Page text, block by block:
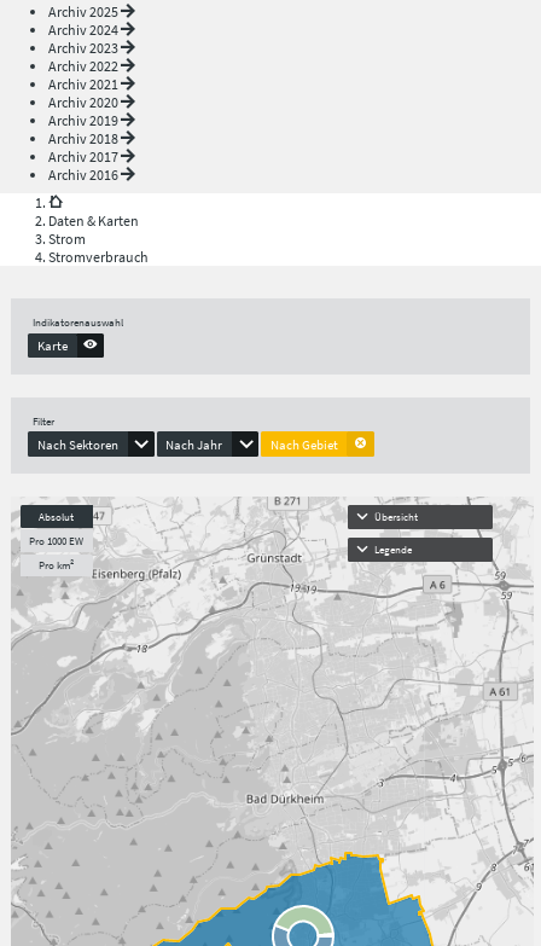
Archiv 2025
Archiv 2024
Archiv 2023
Archiv 2022
Archiv 2021
Archiv 2020
Archiv 2019
Archiv 2018
Archiv 2017
Archiv 2016
Daten & Karten
Strom
Stromverbrauch
Indikatorenauswahl
Karte
Filter
Nach Sektoren Nach Jahr Nach Gebiet
Absolut
Pro 1000 EW
Pro km²
Übersicht
Legende